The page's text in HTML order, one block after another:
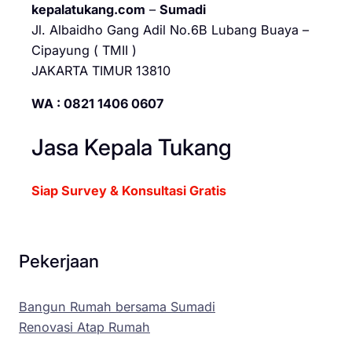
kepalatukang.com – Sumadi
Jl. Albaidho Gang Adil No.6B Lubang Buaya –
Cipayung ( TMII )
JAKARTA TIMUR 13810
WA : 0821 1406 0607
Jasa Kepala Tukang
Siap Survey & Konsultasi Gratis
Pekerjaan
Bangun Rumah bersama Sumadi
Renovasi Atap Rumah